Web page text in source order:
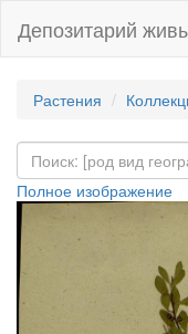
Депозитарий
Растения
Полное изображение